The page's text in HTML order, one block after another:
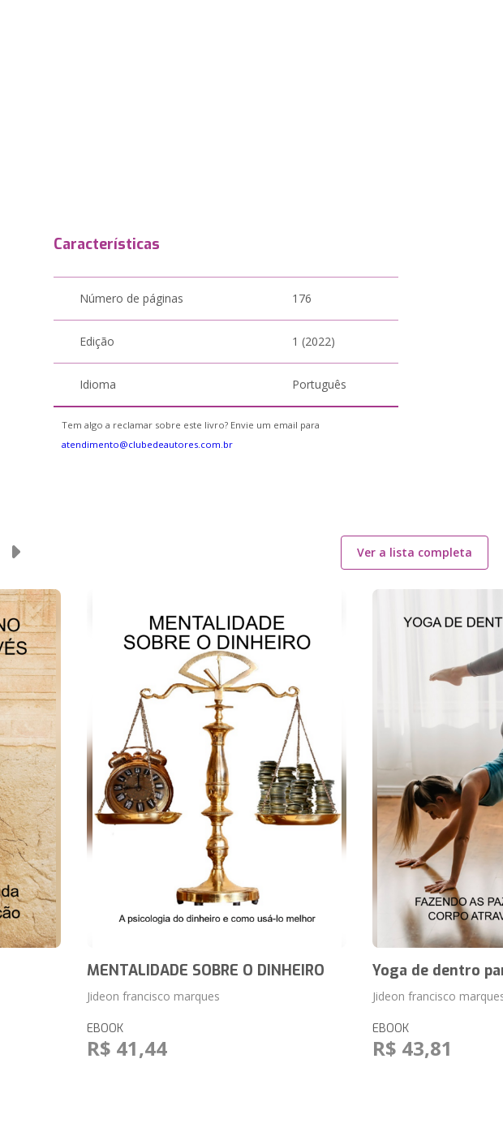
Características
Número de páginas 176
Edição 1 (2022)
Idioma Português
Tem algo a reclamar sobre este livro? Envie um email para
atendimento@clubedeautores.com.br
Ver a lista completa
MENTALIDADE SOBRE O DINHEIRO
Jideon francisco marques
EBOOK
R$ 41,44
Yoga de dentro
Jideon francisco
EBOOK
R$ 43,81